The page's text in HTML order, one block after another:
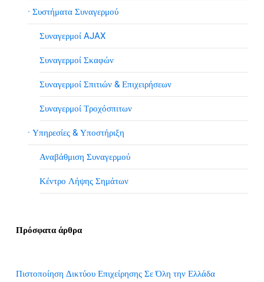
· Συστήματα Συναγερμού
Συναγερμοί AJAX
Συναγερμοί Σκαφών
Συναγερμοί Σπιτιών & Επιχειρήσεων
Συναγερμοί Τροχόσπιτων
· Υπηρεσίες & Υποστήριξη
Αναβάθμιση Συναγερμού
Κέντρο Λήψης Σημάτων
Πρόσφατα άρθρα
Πιστοποίηση Δικτύου Επιχείρησης Σε Όλη την Ελλάδα